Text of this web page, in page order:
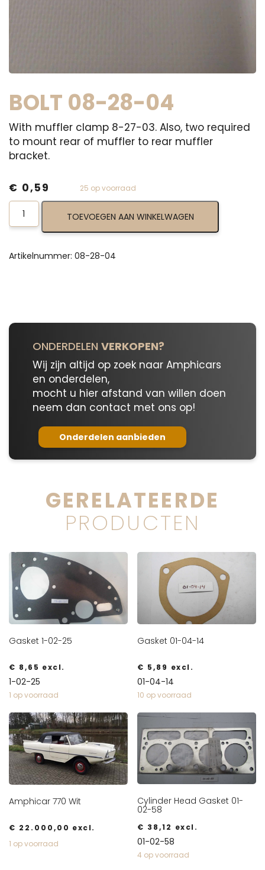
BOLT 08-28-04
With muffler clamp 8-27-03. Also, two required
to mount rear of muffler to rear muffler
bracket.
25 op voorraad
€ 0,59
Bolt
08-
28-
aantal
TOEVOEGEN AAN WINKELWAGEN
Artikelnummer: 08-28-04
ONDERDELEN VERKOPEN?
Wij zijn altijd op zoek naar Amphicars
en onderdelen,
mocht u hier afstand van willen doen
neem dan contact met ons op!
Onderdelen aanbieden
GERELATEERDE
PRODUCTEN
Gasket 1-02-25
€ 8,65 excl.
1-02-25
1 op voorraad
Gasket 01-04-14
€ 5,89 excl.
01-04-14
10 op voorraad
Amphicar 770 Wit
€ 22.000,00 excl.
1 op voorraad
Cylinder Head Gasket 01-
02-58
€ 38,12 excl.
01-02-58
4 op voorraad